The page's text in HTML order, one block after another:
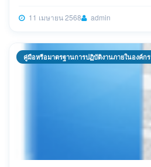
11 เมษายน 2568 admin
คู่มือหรือมาตรฐานการปฏิบัติงานภายในองค์กร